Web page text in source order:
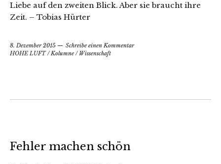
Liebe auf den zweiten Blick. Aber sie braucht ihre
Zeit. – Tobias Hürter
8. Dezember 2015
Schreibe einen Kommentar
HOHE LUFT/Kolumne / Wissenschaft
Fehler machen schön